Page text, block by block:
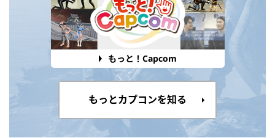
もっと！Capcom
もっとカプコンを知る